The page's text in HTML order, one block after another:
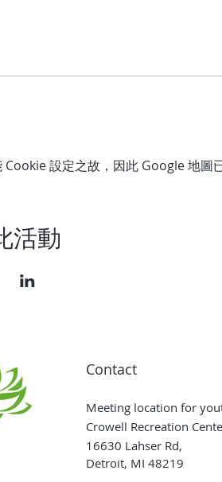
設定之故，因此 Google 地圖
活動
Contact
Meeting location for
Crowell Recreation
16630 Lahser Rd,
Detroit, MI 48219